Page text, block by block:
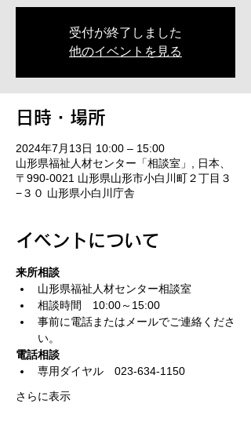
受付が終了しました
他のイベントを見る
日時・場所
2024年7月13日 10:00 – 15:00
山形県福祉人材センター「相談室」, 日本、
〒990-0021 山形県山形市小白川町２丁目３
−３０ 山形県小白川庁舎
イベントについて
来所相談
山形県福祉人材センター相談室
相談時間　10:00～15:00
事前に電話またはメールでご連絡くださ
い。
電話相談
専用ダイヤル　023-634-1150
さらに表示